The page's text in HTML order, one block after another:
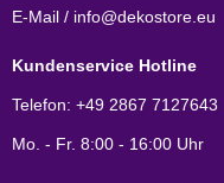
E-Mail / info@dekostore.eu
Kundenservice Hotline
Telefon: +49 2867 7127643
Mo. - Fr. 8:00 - 16:00 Uhr